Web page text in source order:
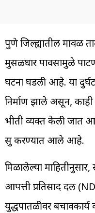
पुणे जिल्ह्यातील मावळ
मुसळधार पावसामुळे
घटना घडली आहे. या
निर्माण झाले असून,
भीती व्यक्त केली जात
सुरू करण्यात आले आहे.
मिळालेल्या माहितीनुसार,
आपत्ती प्रतिसाद दल
युद्धपातळीवर